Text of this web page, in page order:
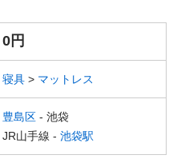
0円
寝具 > マットレス
豊島区 - 池袋
JR山手線 - 池袋駅